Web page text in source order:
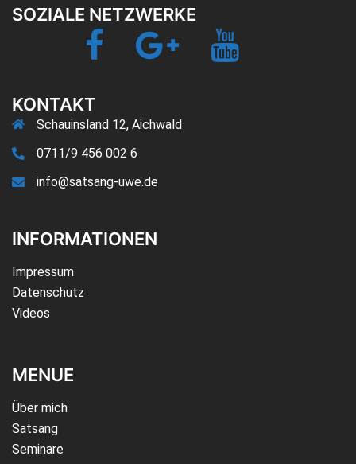
SOZIALE NETZWERKE
Facebook Google+
KONTAKT
Schauinsland 12, Aichwald
0711/9 456 002 6
info@satsang-uwe.de
INFORMATIONEN
Impressum
Datenschutz
Videos
MENUE
Über mich
Satsang
Seminare